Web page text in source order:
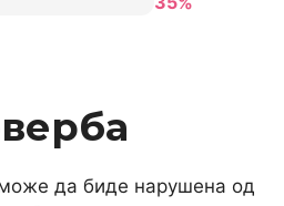
да биде нарушена од